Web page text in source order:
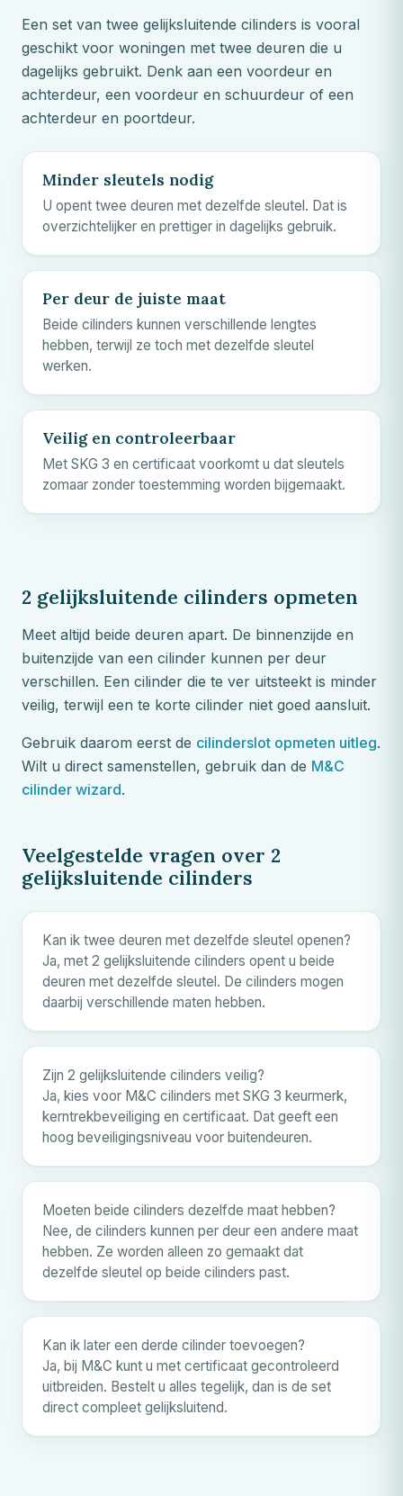
Een set van twee gelijksluitende cilinders is vooral
geschikt voor woningen met twee deuren die u
dagelijks gebruikt. Denk aan een voordeur en
achterdeur, een voordeur en schuurdeur of een
achterdeur en poortdeur.
Minder sleutels nodig
U opent twee deuren met dezelfde sleutel. Dat is
overzichtelijker en prettiger in dagelijks gebruik.
Per deur de juiste maat
Beide cilinders kunnen verschillende lengtes
hebben, terwijl ze toch met dezelfde sleutel
werken.
Veilig en controleerbaar
Met SKG 3 en certificaat voorkomt u dat sleutels
zomaar zonder toestemming worden bijgemaakt.
2 gelijksluitende cilinders opmeten
Meet altijd beide deuren apart. De binnenzijde en
buitenzijde van een cilinder kunnen per deur
verschillen. Een cilinder die te ver uitsteekt is minder
veilig, terwijl een te korte cilinder niet goed aansluit.
Gebruik daarom eerst de cilinderslot opmeten uitleg.
Wilt u direct samenstellen, gebruik dan de M&C
cilinder wizard.
Veelgestelde vragen over 2
gelijksluitende cilinders
Kan ik twee deuren met dezelfde sleutel openen?
Ja, met 2 gelijksluitende cilinders opent u beide
deuren met dezelfde sleutel. De cilinders mogen
daarbij verschillende maten hebben.
Zijn 2 gelijksluitende cilinders veilig?
Ja, kies voor M&C cilinders met SKG 3 keurmerk,
kerntrekbeveiliging en certificaat. Dat geeft een
hoog beveiligingsniveau voor buitendeuren.
Moeten beide cilinders dezelfde maat hebben?
Nee, de cilinders kunnen per deur een andere maat
hebben. Ze worden alleen zo gemaakt dat
dezelfde sleutel op beide cilinders past.
Kan ik later een derde cilinder toevoegen?
Ja, bij M&C kunt u met certificaat gecontroleerd
uitbreiden. Bestelt u alles tegelijk, dan is de set
direct compleet gelijksluitend.